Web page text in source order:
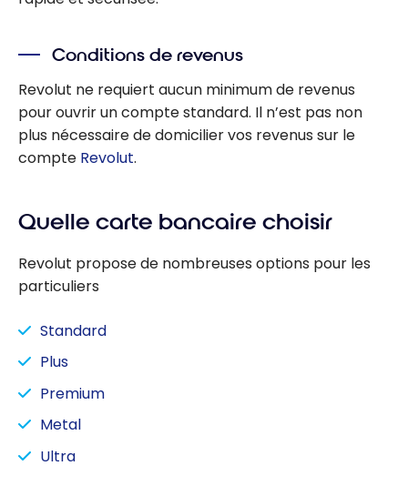
Conditions de revenus
Revolut ne requiert aucun minimum de revenus
pour ouvrir un compte standard. Il n’est pas non
plus nécessaire de domicilier vos revenus sur le
compte Revolut.
Quelle carte bancaire choisir
Revolut propose de nombreuses options pour les
particuliers
Standard
Plus
Premium
Metal
Ultra